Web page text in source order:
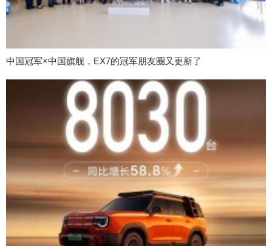
中国冠军×中国旗舰，EX7的冠军朋友圈又更新了